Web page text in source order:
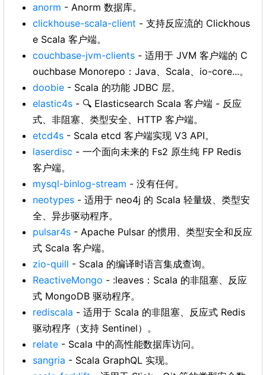
anorm - Anorm 数据库。
clickhouse-scala-client - 支持反应流的 Clickhous
e Scala 客户端。
couchbase-jvm-clients - 适用于 JVM 客户端的 C
ouchbase Monorepo：Java、Scala、io-core...。
doobie - Scala 的功能 JDBC 层。
elastic4s - 🔍 Elasticsearch Scala 客户端 - 反应
式、非阻塞、类型安全、HTTP 客户端。
etcd4s - Scala etcd 客户端实现 V3 API。
laserdisc - 一个面向未来的 Fs2 原生纯 FP Redis
客户端。
mysql-binlog-stream - 没有任何。
neotypes - 适用于 neo4j 的 Scala 轻量级、类型安
全、异步驱动程序。
pulsar4s - Apache Pulsar 的惯用、类型安全和反应
式 Scala 客户端。
zio-quill - Scala 的编译时语言集成查询。
ReactiveMongo - :leaves：Scala 的非阻塞、反应
式 MongoDB 驱动程序。
rediscala - 适用于 Scala 的非阻塞、反应式 Redis
驱动程序（支持 Sentinel）。
relate - Scala 中的高性能数据库访问。
sangria - Scala GraphQL 实现。